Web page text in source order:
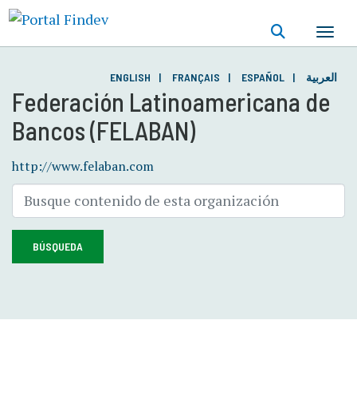
principal
Federación Latinoamericana de
Bancos (FELABAN)
http://www.felaban.com
ENGLISH FRANÇAIS ESPAÑOL العربية
BÚSQUEDA